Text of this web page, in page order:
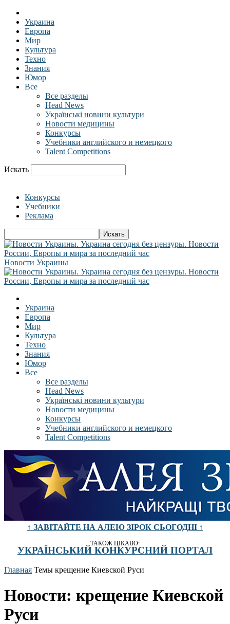
Украина
Европа
Мир
Культура
Техно
Знания
Юмор
Все
Все разделы
Head News
Українські новини культури
Новости медицины
Конкурсы
Учебники английского и немецкого
Talent Competitions
Искать
Конкурсы
Учебники
Реклама
Новости Украины
Украина
Европа
Мир
Культура
Техно
Знания
Юмор
Все
Все разделы
Head News
Українські новини культури
Новости медицины
Конкурсы
Учебники английского и немецкого
Talent Competitions
↑ ЗАВІТАЙТЕ НА АЛЕЮ ЗІРОК СЬОГОДНІ ↑
ТАКОЖ ЦІКАВО:
УКРАЇНСЬКИЙ КОНКУРСНИЙ ПОРТАЛ
Главная Темы крещение Киевской Руси
Новости: крещение Киевской
Руси